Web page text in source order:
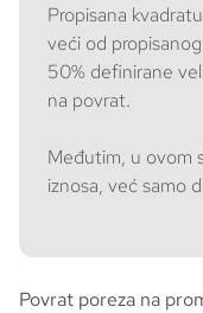
Propisana
veći od
50% definirane
na povrat.
Međutim, u ovom
iznosa, već samo
Povrat poreza na